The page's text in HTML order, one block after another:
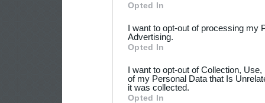
Opted In
I want to opt-out of processing my
Advertising.
Opted In
I want to opt-out of Collection,
of my Personal Data that Is
it was collected.
Opted In